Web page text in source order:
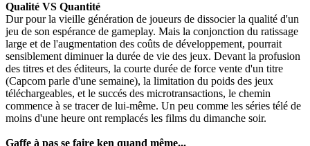
Qualité VS Quantité
Dur pour la vieille génération de joueurs de dissocier la qualité d'un
jeu de son espérance de gameplay. Mais la conjonction du ratissage
large et de l'augmentation des coûts de développement, pourrait
sensiblement diminuer la durée de vie des jeux. Devant la profusion
des titres et des éditeurs, la courte durée de force vente d'un titre
(Capcom parle d'une semaine), la limitation du poids des jeux
téléchargeables, et le succés des microtransactions, le chemin
commence à se tracer de lui-même. Un peu comme les séries télé de
moins d'une heure ont remplacés les films du dimanche soir.
Gaffe à pas se faire ken quand même...